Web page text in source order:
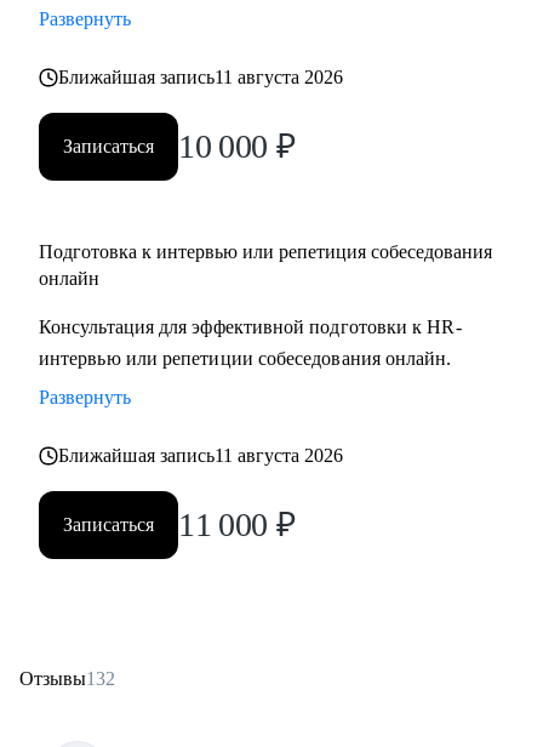
Развернуть
Ближайшая запись11 августа 2026
Записаться 10 000 ₽
Подготовка к интервью или репетиция собеседования
онлайн
Консультация для эффективной подготовки к HR-
интервью или репетиции собеседования онлайн.
Развернуть
Ближайшая запись11 августа 2026
Записаться 11 000 ₽
Отзывы132